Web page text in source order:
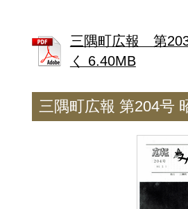
三隅町広報 第
く 6.40MB
三隅町広報 第204号